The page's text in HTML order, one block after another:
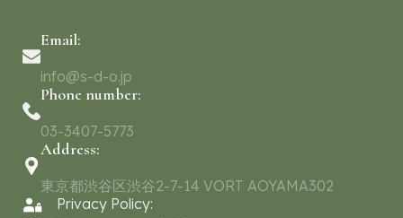
Email:
info@s-d-o.jp
Phone number:
03-3407-5773
Address:
東京都渋谷区渋谷2-7-14 VORT AOYAMA302
Privacy Policy: